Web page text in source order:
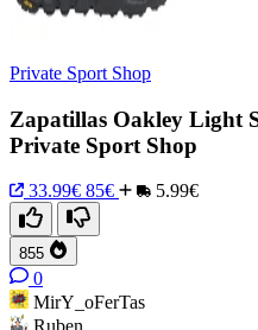
Private Sport Shop
Zapatillas Oakley Light
Private Sport Shop
33.99€ 85€ 5.99€
855
0
MirY_oFerTas